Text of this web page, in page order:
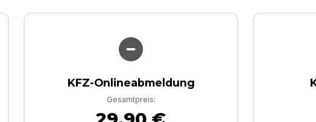
KFZ-Onlineabmeldung
Gesamtpreis: